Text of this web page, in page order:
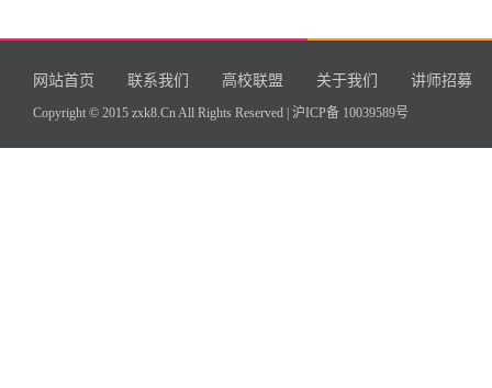
网站首页 联系我们 高校联盟 关于我们 讲师招募
Copyright © 2015 zxk8.Cn All Rights Reserved | 沪ICP备 10039589号